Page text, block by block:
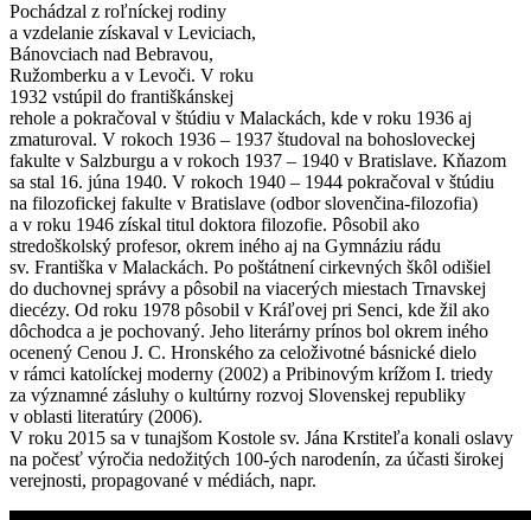
Pochádzal z roľníckej rodiny
a vzdelanie získaval v Leviciach,
Bánovciach nad Bebravou,
Ružomberku a v Levoči. V roku
1932 vstúpil do františkánskej
rehole a pokračoval v štúdiu v Malackách, kde v roku 1936 aj
zmaturoval. V rokoch 1936 – 1937 študoval na bohosloveckej
fakulte v Salzburgu a v rokoch 1937 – 1940 v Bratislave. Kňazom
sa stal 16. júna 1940. V rokoch 1940 – 1944 pokračoval v štúdiu
na filozofickej fakulte v Bratislave (odbor slovenčina-filozofia)
a v roku 1946 získal titul doktora filozofie. Pôsobil ako
stredoškolský profesor, okrem iného aj na Gymnáziu rádu
sv. Františka v Malackách. Po poštátnení cirkevných škôl odišiel
do duchovnej správy a pôsobil na viacerých miestach Trnavskej
diecézy. Od roku 1978 pôsobil v Kráľovej pri Senci, kde žil ako
dôchodca a je pochovaný. Jeho literárny prínos bol okrem iného
ocenený Cenou J. C. Hronského za celoživotné básnické dielo
v rámci katolíckej moderny (2002) a Pribinovým krížom I. triedy
za významné zásluhy o kultúrny rozvoj Slovenskej republiky
v oblasti literatúry (2006).
V roku 2015 sa v tunajšom Kostole sv. Jána Krstiteľa konali oslavy
na počesť výročia nedožitých 100-ých narodenín, za účasti širokej
verejnosti, propagované v médiách, napr.